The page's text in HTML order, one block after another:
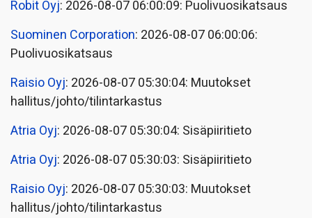
Robit Oyj: 2026-08-07 06:00:09: Puolivuosikatsaus
Suominen Corporation: 2026-08-07 06:00:06:
Puolivuosikatsaus
Raisio Oyj: 2026-08-07 05:30:04: Muutokset
hallitus/johto/tilintarkastus
Atria Oyj: 2026-08-07 05:30:04: Sisäpiiritieto
Atria Oyj: 2026-08-07 05:30:03: Sisäpiiritieto
Raisio Oyj: 2026-08-07 05:30:03: Muutokset
hallitus/johto/tilintarkastus